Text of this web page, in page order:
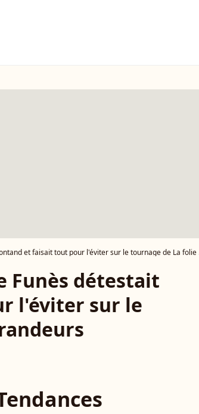
faisait tout pour l'éviter sur le tournage de La folie des grandeurs
Funès détestait
l'éviter sur le